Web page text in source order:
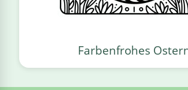
Farbenfrohes